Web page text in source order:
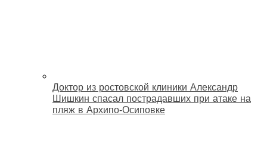
Доктор из ростовской клиники Александр
Шишкин спасал пострадавших при атаке на
пляж в Архипо‑Осиповке